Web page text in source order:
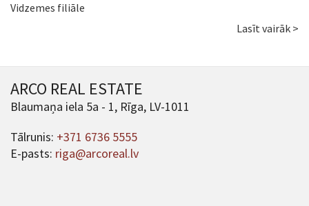
Vidzemes filiāle
Lasīt vairāk >
ARCO REAL ESTATE
Blaumaņa iela 5a - 1, Rīga, LV-1011
Tālrunis: +371 6736 5555
E-pasts: riga@arcoreal.lv